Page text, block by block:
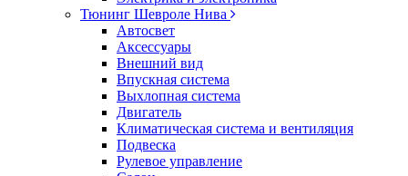
Тюнинг Шевроле Нива
Автосвет
Аксессуары
Внешний вид
Впускная система
Выхлопная система
Двигатель
Климатическая система и вентиляция
Подвеска
Рулевое управление